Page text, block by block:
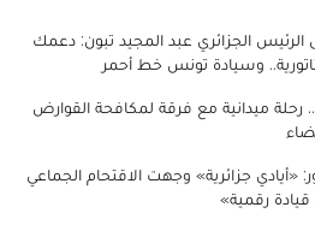
الرئيس الجزائري عبد المجيد تبون: دعمك
وسيادة تونس خط أحمر
ميدانية مع فرقة لمكافحة القوارض
«أيادي جزائرية» وجهت الاقتحام الجماعي
رقمية»